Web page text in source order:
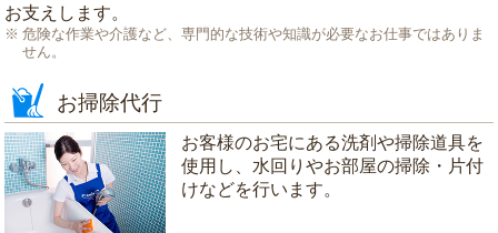
お支えします。
危険な作業や介護など、専門的な技術や知識が必要なお仕事ではありま
せん。
お掃除代行
お客様のお宅にある洗剤や掃除道具を
使用し、水回りやお部屋の掃除・片付
けなどを行います。